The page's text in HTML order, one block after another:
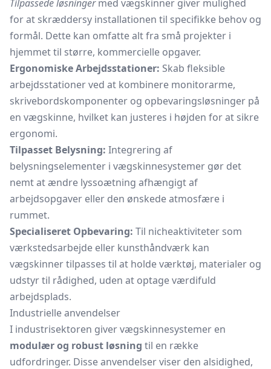
Tilpassede løsningermed vægskinner giver mulighed
for at skræddersy installationen til specifikke behov og
formål. Dette kan omfatte alt fra små projekter i
hjemmet til større, kommercielle opgaver.
Ergonomiske Arbejdsstationer: Skab fleksible
arbejdsstationer ved at kombinere monitorarme,
skrivebordskomponenter og opbevaringsløsninger på
en vægskinne, hvilket kan justeres i højden for at sikre
ergonomi.
Tilpasset Belysning: Integrering af
belysningselementer i vægskinnesystemer gør det
nemt at ændre lyssoætning afhængigt af
arbejdsopgaver eller den ønskede atmosfære i
rummet.
Specialiseret Opbevaring: Til nicheaktiviteter som
værkstedsarbejde eller kunsthåndværk kan
vægskinner tilpasses til at holde værktøj, materialer og
udstyr til rådighed, uden at optage værdifuld
arbejdsplads.
Industrielle anvendelser
I industrisektoren giver vægskinnesystemer en
modulær og robust løsning til en række
udfordringer. Disse anvendelser viser den alsidighed,